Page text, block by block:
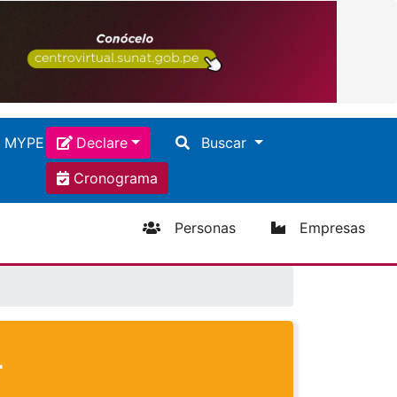
Declare
Declare
Buscar
Cronograma
Personas Empresas